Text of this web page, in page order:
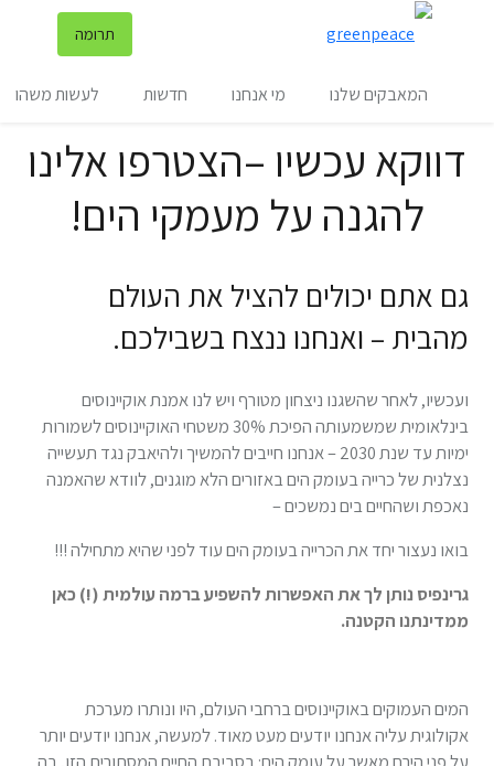
תרומה
המאבקים שלנו מי אנחנו חדשות לעשות משהו
דווקא עכשיו –הצטרפו אלינו
להגנה על מעמקי הים!
גם אתם יכולים להציל את העולם
מהבית – ואנחנו ננצח בשבילכם.
ועכשיו, לאחר שהשגנו ניצחון מטורף ויש לנו אמנת אוקיינוסים
בינלאומית שמשמעותה הפיכת 30% משטחי האוקיינוסים לשמורות
ימיות עד שנת 2030 – אנחנו חייבים להמשיך ולהיאבק נגד תעשייה
נצלנית של כרייה בעומק הים באזורים הלא מוגנים, לוודא שהאמנה
נאכפת ושהחיים בים נמשכים –
בואו נעצור יחד את הכרייה בעומק הים עוד לפני שהיא מתחילה !!!
גרינפיס נותן לך את האפשרות להשפיע ברמה עולמית (!) כאן
ממדינתנו הקטנה.
המים העמוקים באוקיינוסים ברחבי העולם, היו ונותרו מערכת
אקולוגית עליה אנחנו יודעים מעט מאוד. למעשה, אנחנו יודעים יותר